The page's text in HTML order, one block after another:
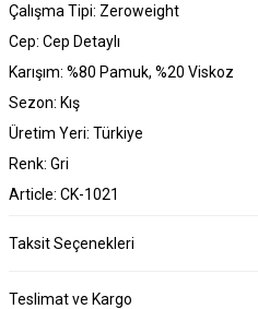
Çalışma Tipi: Zeroweight
Cep: Cep Detaylı
Karışım: %80 Pamuk, %20 Viskoz
Sezon: Kış
Üretim Yeri: Türkiye
Renk: Gri
Article: CK-1021
Taksit Seçenekleri
Teslimat ve Kargo